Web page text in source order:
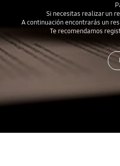
Si necesitas realizar un
A continuación encontrarás un
Te recomendamos